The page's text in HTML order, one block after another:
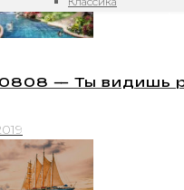
— Ты видишь